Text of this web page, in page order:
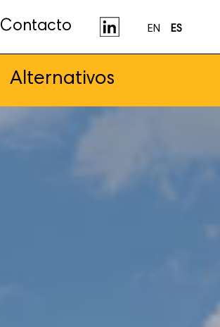
Contacto EN ES
Alternativos